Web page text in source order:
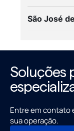
São José
Soluções
Entre em contato
sua operação.